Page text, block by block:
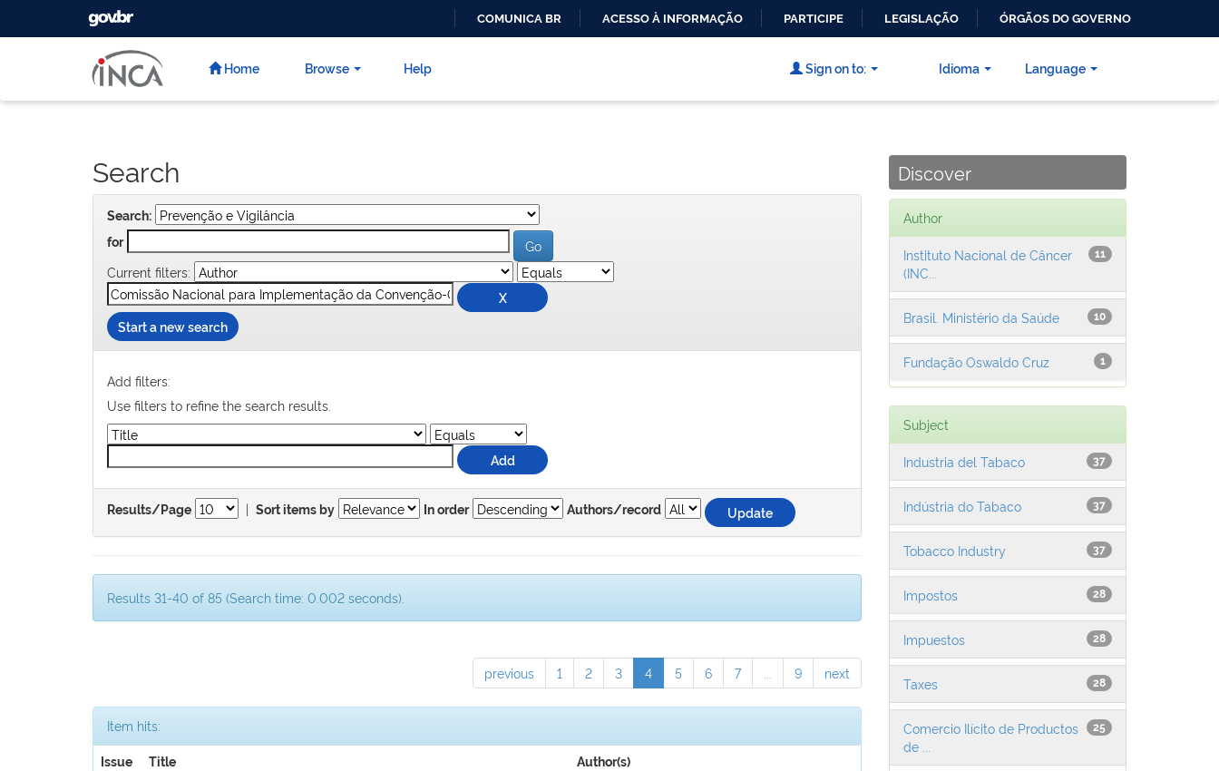
CONTEÚDO
GOVBR
COMUNICA BR ACESSO À INFORMAÇÃO PARTICIPE LEGISLAÇÃO ÓRGÃOS DO GOVERNO
Home Browse Help Language
Sign on to: Idioma
Search
Search:
for
Current filters:
Start a new search
Add filters:
Use filters to refine the search results.
Results/Page | Sort items by In order Authors/record
Results 31-40 of 85 (Search time: 0.002 seconds).
previous 1 2 3 4 5 6 7 9 next
Item hits:
Issue
Title Author(s)
Discover
Author
11
Instituto Nacional de Câncer
(INC...
10
Brasil. Ministério da Saúde
1
Fundação Oswaldo Cruz
Subject
37
Industria del Tabaco
37
Indústria do Tabaco
37
Tobacco Industry
28
Impostos
28
Impuestos
28
Taxes
25
Comercio Ilícito de Productos
de ...